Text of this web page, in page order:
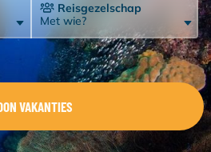
Reisgezelschap
Met wie?
VAKANTIES